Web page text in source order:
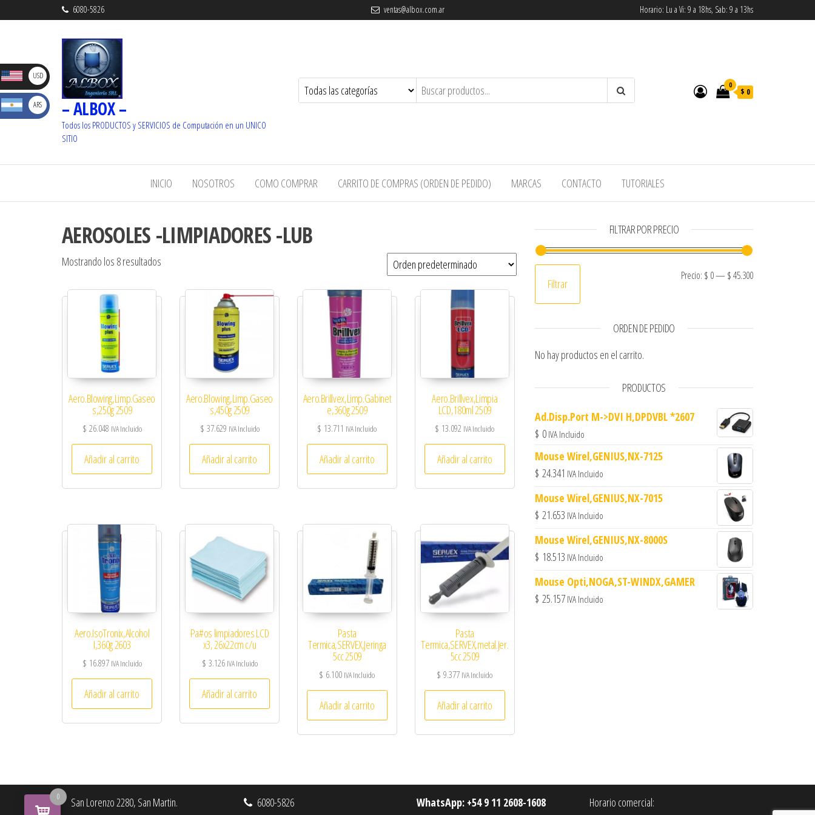
6080-5826 ventas@albox.com.ar Horario: Lu a Vi: 9 a 18hs, Sab: 9 a 13hs
– ALBOX –
Todos los PRODUCTOS y SERVICIOS de Computación en un UNICO
SITIO
0
$ 0
INICIO NOSOTROS COMO COMPRAR CARRITO DE COMPRAS (ORDEN DE PEDIDO) MARCAS CONTACTO TUTORIALES
AEROSOLES -LIMPIADORES -LUB
Mostrando los 8 resultados
Aero.Blowing,Limp.Gaseo
s,250g 2509
$ 26.048 IVA Incluido
Añadir al carrito
Aero.Blowing,Limp.Gaseo
s,450g 2509
$ 37.629 IVA Incluido
Añadir al carrito
Aero.Brillvex,Limp.Gabinet
e,360g 2509
$ 13.711 IVA Incluido
Añadir al carrito
Aero.Brillvex,Limpia
LCD,180ml 2509
$ 13.092 IVA Incluido
Añadir al carrito
Aero.IsoTronix,Alcohol
I,360g 2603
$ 16.897 IVA Incluido
Añadir al carrito
Pa#os limpiadores LCD
x3, 26x22cm c/u
$ 3.126 IVA Incluido
Añadir al carrito
Pasta
Termica,SERVEX,Jeringa
5cc 2509
$ 6.100 IVA Incluido
Añadir al carrito
Pasta
Termica,SERVEX,metal.Jer.
5cc 2509
$ 9.377 IVA Incluido
Añadir al carrito
FILTRAR POR PRECIO
Precio mínimo
Precio máximo
Filtrar
Precio: $ 0— $ 45.300
ORDEN DE PEDIDO
No hay productos en el carrito.
PRODUCTOS
Ad.Disp.Port M->DVI H,DPDVBL *2607
$ 0 IVA Incluido
Mouse Wirel,GENIUS,NX-7125
$ 24.341 IVA Incluido
Mouse Wirel,GENIUS,NX-7015
$ 21.653 IVA Incluido
Mouse Wirel,GENIUS,NX-8000S
$ 18.513 IVA Incluido
Mouse Opti,NOGA,ST-WINDX,GAMER
$ 25.157 IVA Incluido
San Lorenzo 2280, San Martin.
6080-5826 WhatsApp: +54 9 11 2608-1608
Horario comercial:
USD
_ U$S
ARS
0